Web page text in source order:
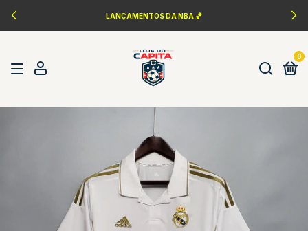
PERSONALIZAÇÃO FONTES DA ÉPOCA ✍️
0